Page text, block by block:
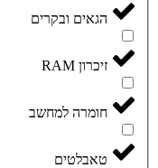
הגאים ובקרים
זיכרון RAM
חומרה למחשב
טאבלטים